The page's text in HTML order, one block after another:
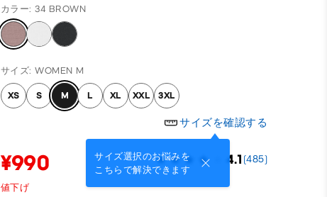
カラー: 34 BROWN
サイズ: WOMEN M
XS S M L XL XXL 3XL
サイズを確認する
サイズ選択のお悩みを
こちらで解決できます
¥990 4.1 (485)
値下げ